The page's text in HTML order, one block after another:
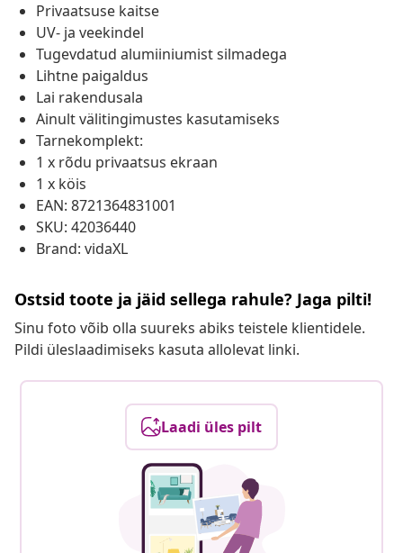
Privaatsuse kaitse
UV- ja veekindel
Tugevdatud alumiiniumist silmadega
Lihtne paigaldus
Lai rakendusala
Ainult välitingimustes kasutamiseks
Tarnekomplekt:
1 x rõdu privaatsus ekraan
1 x köis
EAN: 8721364831001
SKU: 42036440
Brand: vidaXL
Ostsid toote ja jäid sellega rahule? Jaga pilti!
Sinu foto võib olla suureks abiks teistele klientidele.
Pildi üleslaadimiseks kasuta allolevat linki.
Laadi üles pilt